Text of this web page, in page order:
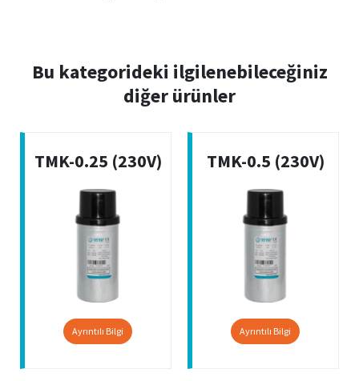
Bu kategorideki ilgilenebileceğiniz
diğer ürünler
TMK-0.25 (230V)
Ayrıntılı Bilgi
TMK-0.5 (230V)
Ayrıntılı Bilgi